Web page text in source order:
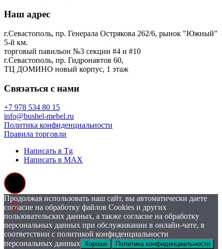
Наш адрес
г.Севастополь, пр. Генерала Острякова 262/6, рынок "Южный"
5-й км.
торговый павильон №3 секции #4 и #10
г.Севастополь, пр. Гидронавтов 60,
ТЦ ДОМИНО новый корпус, 1 этаж
Связаться с нами
+7 978 534 80 15
info@bushel-mebel.ru
Политика конфиденциальности
Правила торговли
Написать в Tg
Написать в MAX
Продолжая использовать наш сайт, вы автоматически даете
согласие на обработку файлов Cookies и других
пользовательских данных, а также согласие на обработку
персональных данных при обслуживании в онлайн-чате, в
соответствии с политикой конфиденциальности
персональных данных Хорошо Политика конфиденциальности